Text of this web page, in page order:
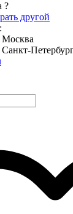
?
другой
Москва
Санкт-